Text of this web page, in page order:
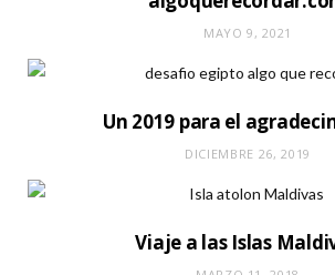
MAYO 9, 2021
Un 2019 para el
DICIEMBRE 26, 2019
Viaje a las Islas